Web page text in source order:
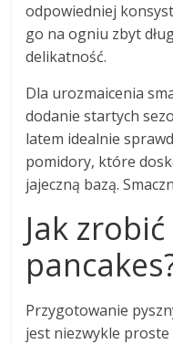
odpowiedniej
go na ogniu zbyt
delikatność.
Dla urozmaicenia
dodanie startych
latem idealnie
pomidory, które
jajeczną bazą.
Jak
Przygotowanie
jest niezwykle